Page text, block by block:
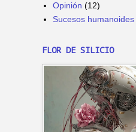
Opinión (12)
Sucesos humanoides
FLOR DE SILICIO